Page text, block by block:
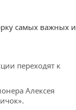
самых важных и
переходят к
Алексея